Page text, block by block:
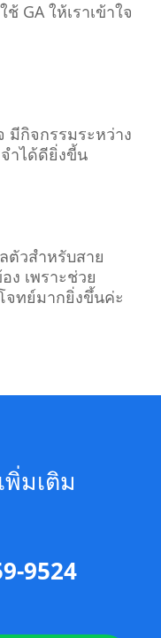
GA ให้เราเข้าใจ
มีกิจกรรมระหว่าง
ำได้ดียิ่งขี้น
ตัวสำหรับสาย
ง เพราะช่วย
จทย์มากยิ่งขึ้นค่ะ
มเติม
9524